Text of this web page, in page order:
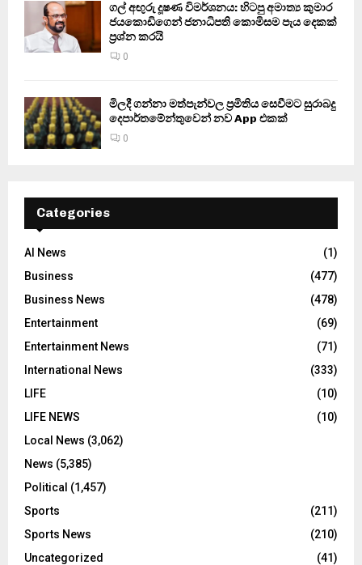
ගල් අඟුරු දූෂණ විමර්ශනය: හිටපු අමාත්‍ය කුමාර
ජයකොඩිගෙන් ජනාධිපති කොමිසම පැය දෙකක්
ප්‍රශ්න කරයි
0
මිලදී ගන්නා මත්පැන්වල ප්‍රමිතිය සෙවීමට සුරාබදු
දෙපාර්තමේන්තුවෙන් නව App එකක්
0
Categories
AI News
(1)
Business
(477)
Business News
(478)
Entertainment
(69)
Entertainment News
(71)
International News
(333)
LIFE
(10)
LIFE NEWS
(10)
Local News (3,062)
News (5,385)
Political (1,457)
Sports
(211)
Sports News
(210)
Uncategorized
(41)